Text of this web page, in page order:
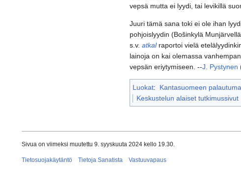
vepsä mutta ei lyydi, tai levikillä
Juuri tämä sana toki ei ole ihan
pohjoislyydin (Bošinkylä
s.v. atkalraportoi vielä
lainoja on kai olemassa
vepsän eriytymiseen. --J. Pystynen
Luokat: Kantasuomeen
Keskustelun alaiset tutkimussivut
Sivua on viimeksi muutettu 9. syyskuuta 2024 kello 19.30.
Tietosuojakäytäntö Tietoja Sanatista Vastuuvapaus